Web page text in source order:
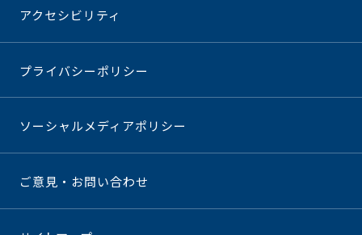
アクセシビリティ
プライバシーポリシー
ソーシャルメディアポリシー
ご意見・お問い合わせ